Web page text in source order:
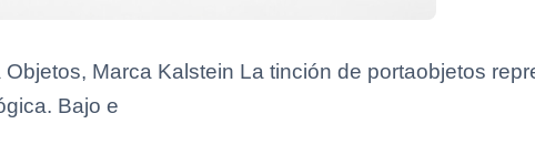
Marca Kalstein La tinción de portaobjetos
Bajo e